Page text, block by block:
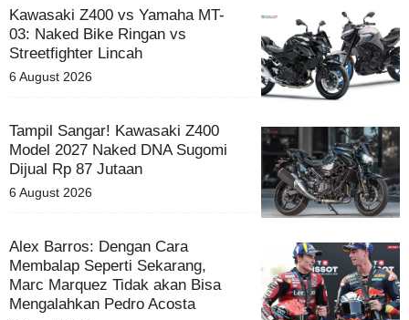
Kawasaki Z400 vs Yamaha MT-
03: Naked Bike Ringan vs
Streetfighter Lincah
6 August 2026
Tampil Sangar! Kawasaki Z400
Model 2027 Naked DNA Sugomi
Dijual Rp 87 Jutaan
6 August 2026
Alex Barros: Dengan Cara
Membalap Seperti Sekarang,
Marc Marquez Tidak akan Bisa
Mengalahkan Pedro Acosta